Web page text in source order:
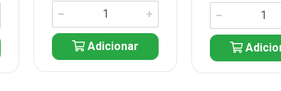
Adicionar